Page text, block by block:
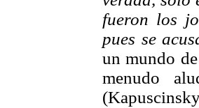
fueron los
pues se
un mundo
menudo